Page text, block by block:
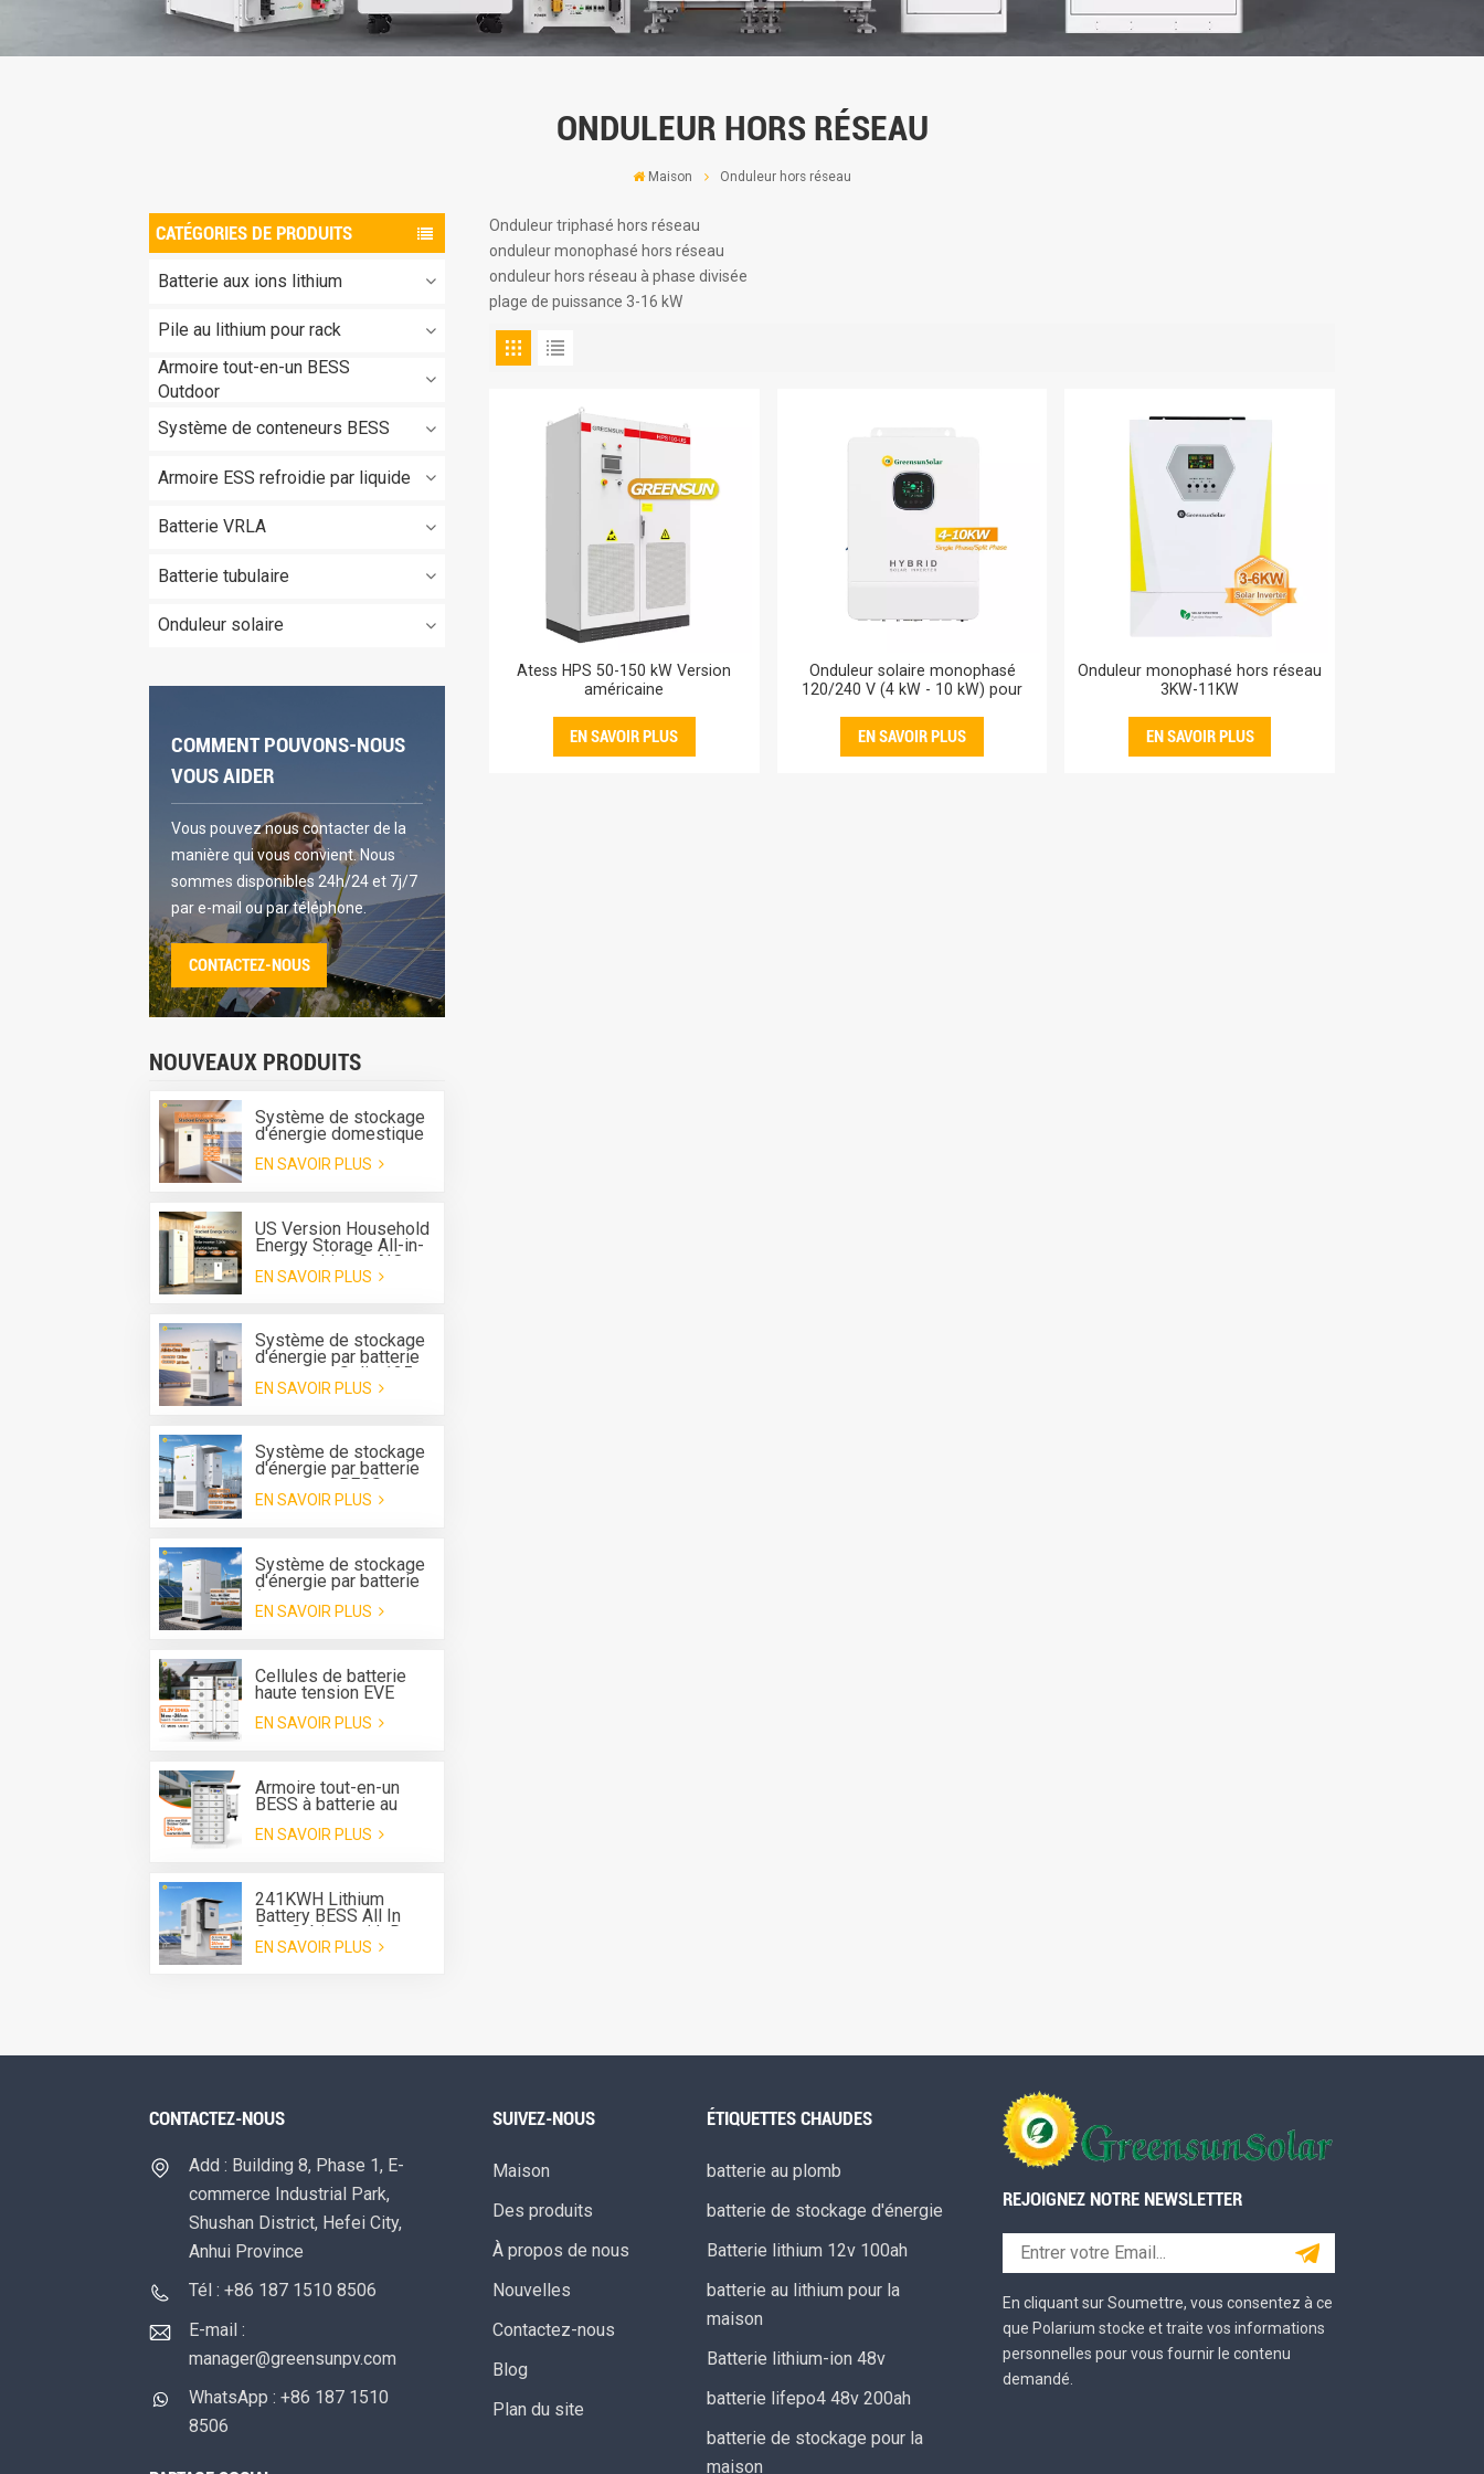
ONDULEUR HORS RÉSEAU
Maison Onduleur hors réseau
CATÉGORIES DE PRODUITS
Batterie aux ions lithium
Pile au lithium pour rack
Armoire tout-en-un BESS
Outdoor
Système de conteneurs BESS
Armoire ESS refroidie par liquide
Batterie VRLA
Batterie tubulaire
Onduleur solaire
COMMENT POUVONS-NOUS
VOUS AIDER
Vous pouvez nous contacter de la
manière qui vous convient. Nous
sommes disponibles 24h/24 et 7j/7
par e-mail ou par téléphone.
CONTACTEZ-NOUS
NOUVEAUX PRODUITS
Système de stockage
d'énergie domestique
tout-en-un Greensun G-
AIO-200-S6K/S11K
EN SAVOIR PLUS
US Version Household
Energy Storage All-in-
one Machine G-AIO-
200-U7.2K
EN SAVOIR PLUS
Système de stockage
d'énergie par batterie
tout-en-un Solis 125
kW 261 kWh avec
EN SAVOIR PLUS
Système de stockage
d'énergie par batterie
tout-en-un BESS
extérieur Deye 125 kW
EN SAVOIR PLUS
Système de stockage
d'énergie par batterie
(BESS) tout-en-un pour
extérieur avec
batterie de 261 kWh.
EN SAVOIR PLUS
Cellules de batterie
haute tension EVE
Système de batterie
EN SAVOIR PLUS
Armoire tout-en-un
BESS à batterie au
pour système de
EN SAVOIR PLUS
241KWH Lithium
Battery BESS All In
One Cabinet with Deye
three phase Hybrid
EN SAVOIR PLUS
Onduleur triphasé hors réseau
onduleur monophasé hors réseau
onduleur hors réseau à phase divisée
plage de puissance 3-16 kW
Atess HPS 50-150 kW Version
américaine
EN SAVOIR PLUS
Onduleur solaire monophasé
120/240 V (4 kW - 10 kW) pour
EN SAVOIR PLUS
Onduleur monophasé hors réseau
3KW-11KW
EN SAVOIR PLUS
CONTACTEZ-NOUS
Add : Building 8, Phase 1, E-
commerce Industrial Park,
Shushan District, Hefei City,
Anhui Province
Tél : +86 187 1510 8506
E-mail :
manager@greensunpv.com
WhatsApp : +86 187 1510
8506
SUIVEZ-NOUS
Maison
Des produits
À propos de nous
Nouvelles
Contactez-nous
Blog
Plan du site
ÉTIQUETTES CHAUDES
batterie au plomb
batterie de stockage d'énergie
Batterie lithium 12v 100ah
batterie au lithium pour la
maison
Batterie lithium-ion 48v
batterie lifepo4 48v 200ah
batterie de stockage pour la
maison
REJOIGNEZ NOTRE NEWSLETTER
En cliquant sur Soumettre, vous consentez à ce
que Polarium stocke et traite vos informations
personnelles pour vous fournir le contenu
demandé.